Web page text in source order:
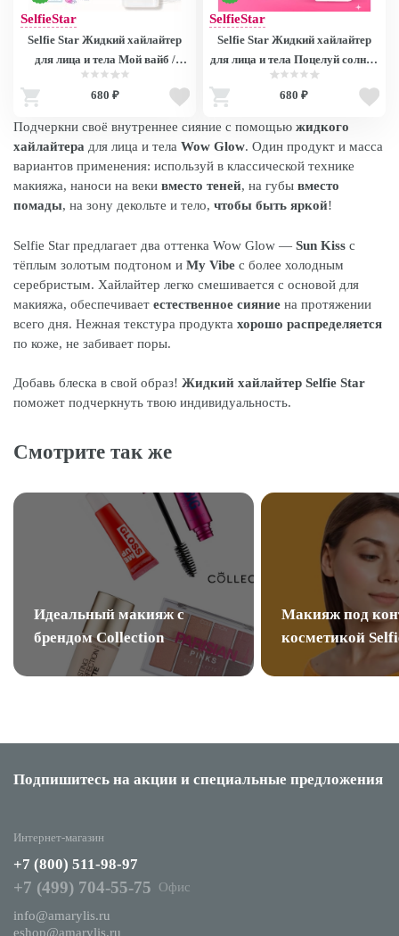
SelfieStar
Selfie Star Жидкий хайлайтер
для лица и тела Мой вайб /
LIQUID HIGHLIGHTER WOW
glow My Vibe SSH02 , 20 мл
680 ₽
SelfieStar
Selfie Star Жидкий хайлайтер
для лица и тела Поцелуй солнца
WOW glow Sun Kiss SSH01, 20
680 ₽
Подчеркни своё внутреннее сияние с помощью жидкого
хайлайтера для лица и тела Wow Glow. Один продукт и масса
вариантов применения: используй в классической технике
макияжа, наноси на веки вместо теней, на губы вместо
помады, на зону декольте и тело, чтобы быть яркой!
Selfie Star предлагает два оттенка Wow Glow — Sun Kiss с
тёплым золотым подтоном и My Vibe с более холодным
серебристым. Хайлайтер легко смешивается с основой для
макияжа, обеспечивает естественное сияние на протяжении
всего дня. Нежная текстура продукта хорошо распределяется
по коже, не забивает поры.
Добавь блеска в свой образ! Жидкий хайлайтер Selfie Star
поможет подчеркнуть твою индивидуальность.
Смотрите так же
Идеальный макияж с
брендом Collection
Макияж под
косметикой
Подпишитесь на акции и специальные предложения
Интернет-магазин
+7 (800) 511-98-97
+7 (499) 704-55-75
Офис
info@amarylis.ru
eshop@amarylis.ru